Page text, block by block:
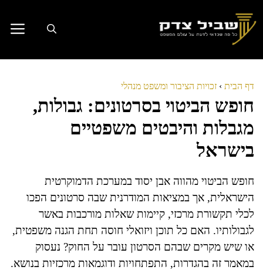
לתוכן
דף הבית › זכויות הציבור ומשפט מנהלי
חופש הביטוי בסרטונים: גבולות,
מגבלות והיבטים משפטיים
בישראל
חופש הביטוי מהווה אבן יסוד במערכת הדמוקרטית
הישראלית, אך במציאות המודרנית שבה סרטונים הפכו
לכלי תקשורת מרכזי, קיימות שאלות מורכבות באשר
לגבולותיו. האם כל תוכן ויזואלי חוסה תחת הגנה משפטית,
או שיש מקרים שבהם הסרטון עובר על החוק? נעסוק
במאמר זה בהגדרות, התפתחויות ודוגמאות מרכזיות בנושא.